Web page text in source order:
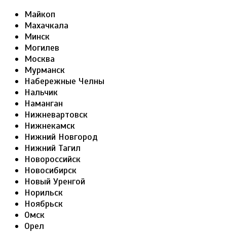
Майкоп
Махачкала
Минск
Могилев
Москва
Мурманск
Набережные Челны
Нальчик
Наманган
Нижневартовск
Нижнекамск
Нижний Новгород
Нижний Тагил
Новороссийск
Новосибирск
Новый Уренгой
Норильск
Ноябрьск
Омск
Орел